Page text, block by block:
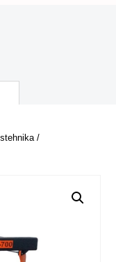
/